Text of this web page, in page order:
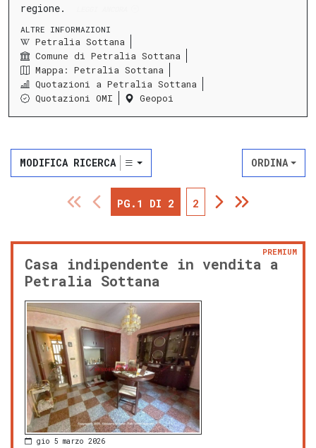
regione.
ALTRE INFORMAZIONI
Petralia Sottana
Comune di Petralia Sottana
Mappa: Petralia Sottana
Quotazioni a Petralia Sottana
Quotazioni OMI
Geopoi
MODIFICA RICERCA ORDINA
PG.1 DI 2 2
Casa indipendente in vendita a
Petralia Sottana
PREMIUM
gio 5 marzo 2026